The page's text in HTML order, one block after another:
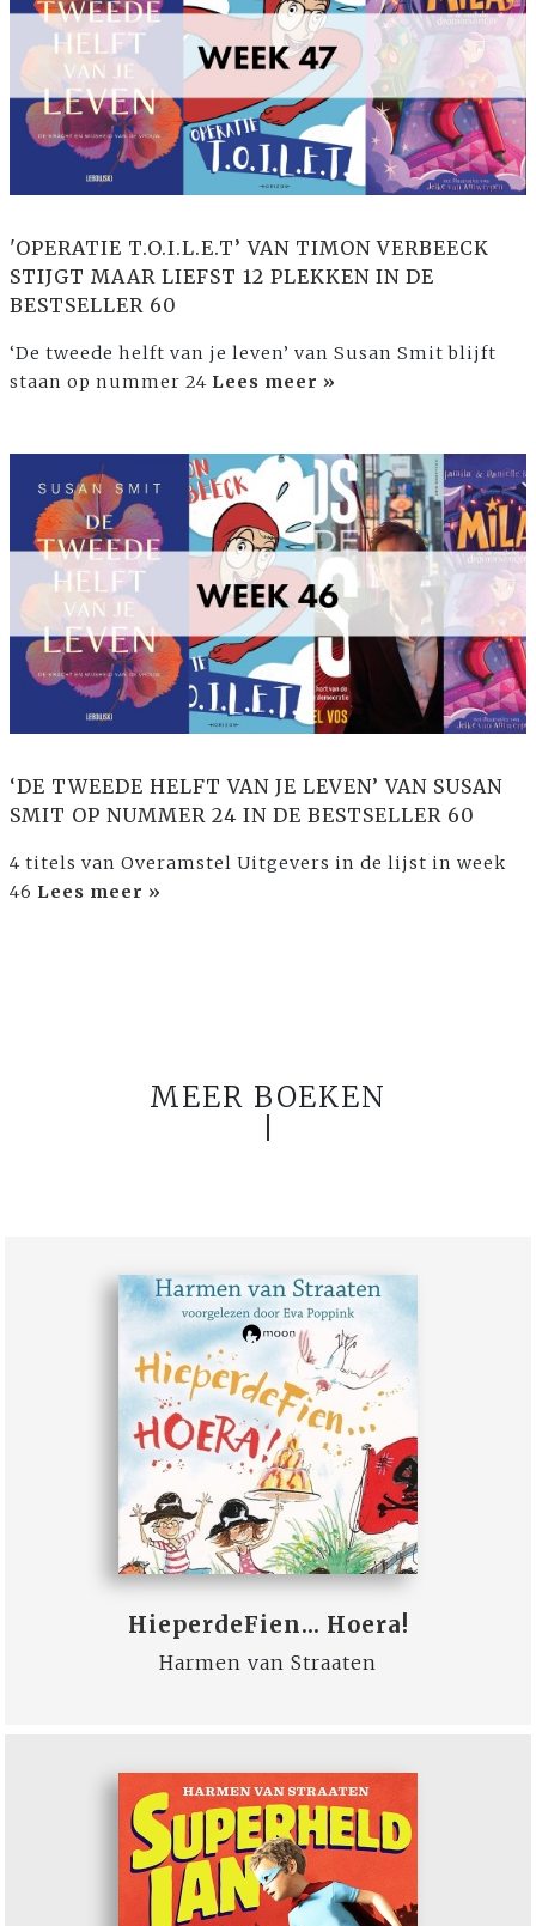
'OPERATIE T.O.I.L.E.T’ VAN TIMON VERBEECK
STIJGT MAAR LIEFST 12 PLEKKEN IN DE
BESTSELLER 60
‘De tweede helft van je leven’ van Susan Smit blijft
staan op nummer 24 Lees meer »
‘DE TWEEDE HELFT VAN JE LEVEN’ VAN SUSAN
SMIT OP NUMMER 24 IN DE BESTSELLER 60
4 titels van Overamstel Uitgevers in de lijst in week
46 Lees meer »
MEER BOEKEN
HieperdeFien... Hoera!
Harmen van Straaten